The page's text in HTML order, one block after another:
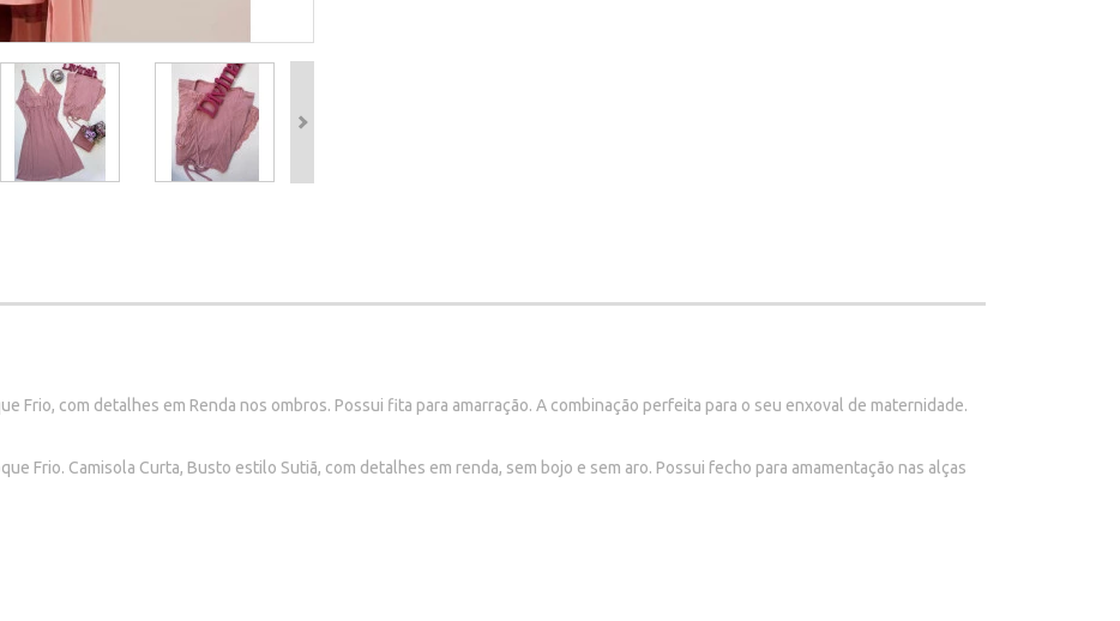
Frio, com detalhes em Renda nos ombros. Possui fita para amarração. A combinação perfeita para o seu enxoval de maternidade.
Frio. Camisola Curta, Busto estilo Sutiã, com detalhes em renda, sem bojo e sem aro. Possui fecho para amamentação nas alças